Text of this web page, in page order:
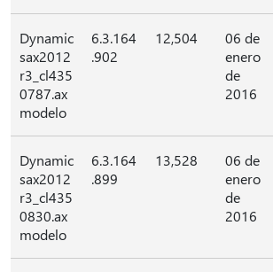
Dynamic
sax2012
r3_cl435
0787.ax
modelo
6.3.164
.902
12,504
06 de
enero
de
2016
Dynamic
sax2012
r3_cl435
0830.ax
modelo
6.3.164
.899
13,528
06 de
enero
de
2016